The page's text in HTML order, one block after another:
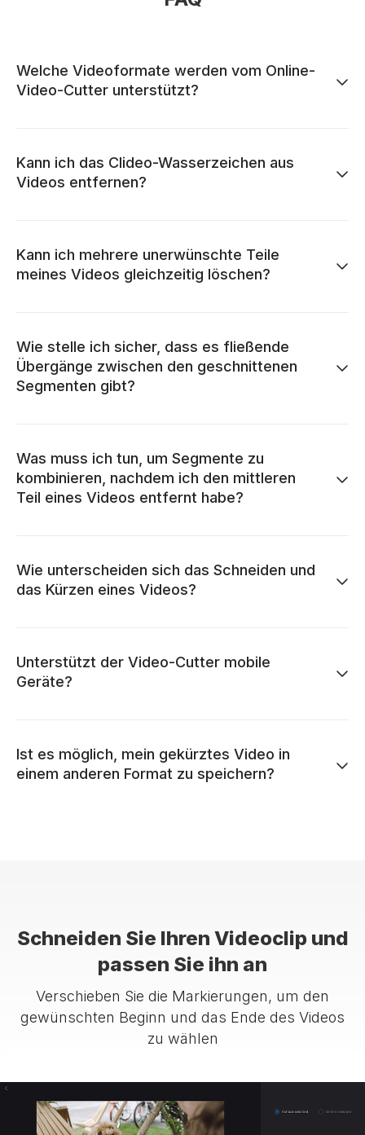
Welche Videoformate werden vom Online-
Video-Cutter unterstützt?
Kann ich das Clideo-Wasserzeichen aus
Videos entfernen?
Kann ich mehrere unerwünschte Teile
meines Videos gleichzeitig löschen?
Wie stelle ich sicher, dass es fließende
Übergänge zwischen den geschnittenen
Segmenten gibt?
Was muss ich tun, um Segmente zu
kombinieren, nachdem ich den mittleren
Teil eines Videos entfernt habe?
Wie unterscheiden sich das Schneiden und
das Kürzen eines Videos?
Unterstützt der Video-Cutter mobile
Geräte?
Ist es möglich, mein gekürztes Video in
einem anderen Format zu speichern?
Schneiden Sie Ihren Videoclip und
passen Sie ihn an
Verschieben Sie die Markierungen, um den
gewünschten Beginn und das Ende des Videos
zu wählen